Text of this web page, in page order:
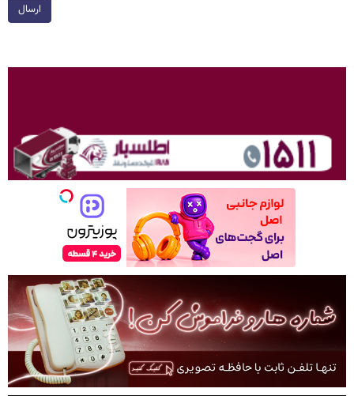
ارسال